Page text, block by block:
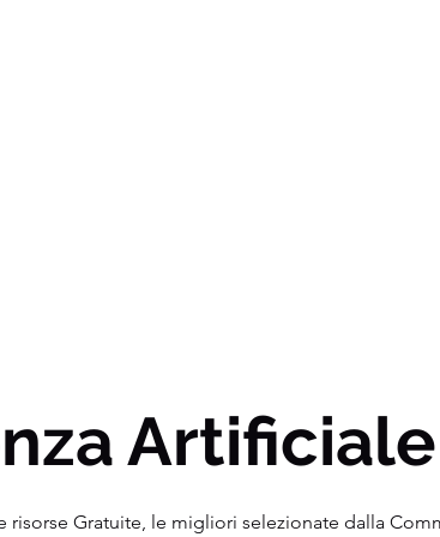
risorse Gratuite, le migliori selezionate dalla